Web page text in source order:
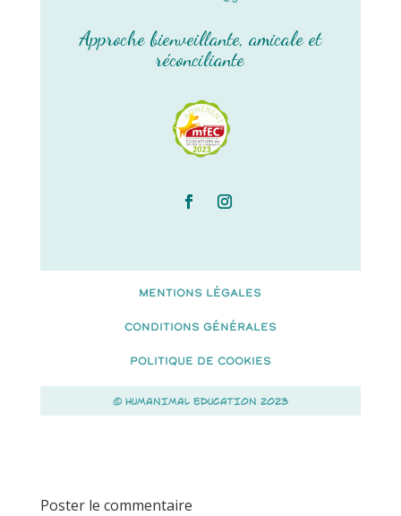
Approche bienveillante, amicale et
réconciliante
MENTIONS LÉGALES
CONDITIONS GÉNÉRALES
POLITIQUE DE COOKIES
© HUMANIMAL EDUCATION 2023
Poster le commentaire